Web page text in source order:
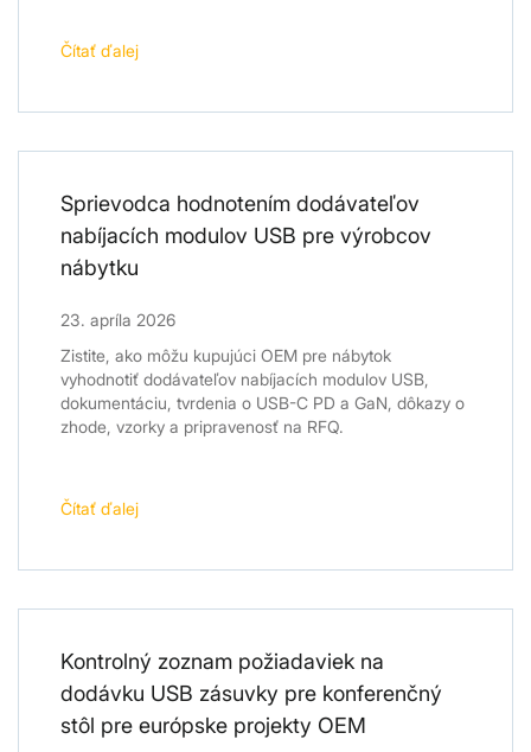
Čítať ďalej
Sprievodca hodnotením dodávateľov
nabíjacích modulov USB pre výrobcov
nábytku
23. apríla 2026
Zistite, ako môžu kupujúci OEM pre nábytok
vyhodnotiť dodávateľov nabíjacích modulov USB,
dokumentáciu, tvrdenia o USB-C PD a GaN, dôkazy o
zhode, vzorky a pripravenosť na RFQ.
Čítať ďalej
Kontrolný zoznam požiadaviek na
dodávku USB zásuvky pre konferenčný
stôl pre európske projekty OEM